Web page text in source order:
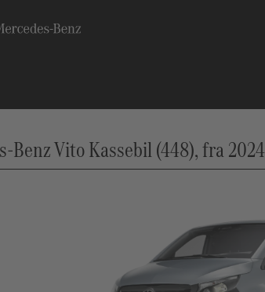
Benz Vito Kassebil (448), fra 2024